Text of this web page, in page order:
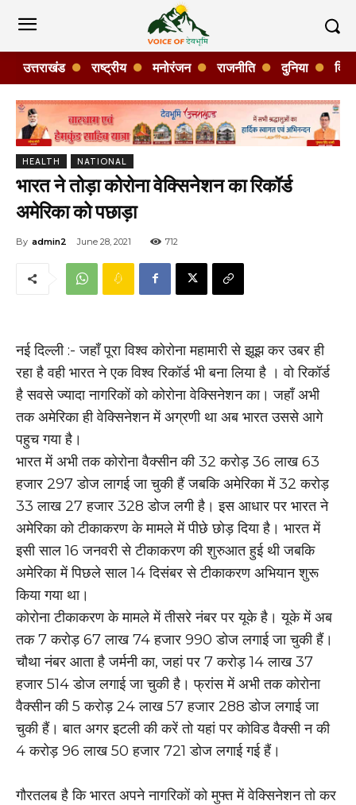
उत्तराखंड राष्ट्रीय मनोरंजन राजनीति दुनिया
HEALTH NATIONAL
भारत ने तोड़ा कोरोना वेक्सिनेशन का रिकॉर्ड
अमेरिका को पछाड़ा
By admin2 June 28, 2021 712
नई दिल्ली :- जहाँ पूरा विश्व कोरोना महामारी से झूझ कर उबर ही
रहा है वही भारत ने एक विश्व रिकॉर्ड भी बना लिया है । वो रिकॉर्ड
है सवसे ज्यादा नागरिकों को कोरोना वेक्सिनेशन का। जहाँ अभी
तक अमेरिका ही वेक्सिनेशन में अग्रणी था अब भारत उससे आगे
पहुच गया है।
भारत में अभी तक कोरोना वैक्सीन की 32 करोड़ 36 लाख 63
हजार 297 डोज लागई जा चुकी हैं जबकि अमेरिका में 32 करोड़
33 लाख 27 हजार 328 डोज लगी है। इस आधार पर भारत ने
अमेरिका को टीकाकरण के मामले में पीछे छोड़ दिया है। भारत में
इसी साल 16 जनवरी से टीकाकरण की शुरुआत हुई थी जबकि
अमेरिका में पिछले साल 14 दिसंबर से टीकाकरण अभियान शुरू
किया गया था।
कोरोना टीकाकरण के मामले में तीसरे नंबर पर यूके है। यूके में अब
तक 7 करोड़ 67 लाख 74 हजार 990 डोज लगाई जा चुकी हैं।
चौथा नंबर आता है जर्मनी का, जहां पर 7 करोड़ 14 लाख 37
हजार 514 डोज लगाई जा चुकी है। फ्रांस में अभी तक कोरोना
वैक्सीन की 5 करोड़ 24 लाख 57 हजार 288 डोज लगाई जा
चुकी हैं। बात अगर इटली की करें तो यहां पर कोविड वैक्सी न की
4 करोड़ 96 लाख 50 हजार 721 डोज लगाई गई हैं।
गौरतलब है कि भारत अपने नागरिकों को मुफ्त में वेक्सिनेशन तो कर